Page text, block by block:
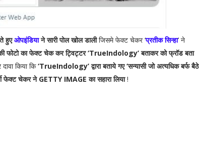
हुएओपइंडियाने सारी पोल खोल डालीजिसमे फेक्ट चेकर ‘प्रतीक सिन्हा’ ने
फोटो का फेक्ट चेक कर ट्विट्टर ‘TrueIndology’ बताकर को फ्रॉड बता
किया कि‘TrueIndology’ द्वारा बताये गए ‘सन्यासी जो अत्यधिक बर्फ बैठे
फेक्ट चेकर ने GETTY IMAGE का सहारा लिया!